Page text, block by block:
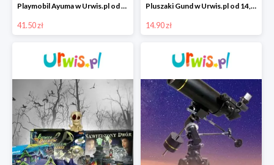
Playmobil Ayuma w Urwis.pl od 41,50 zł
41.50 zł
Pluszaki Gund w Urwis.pl od 14,90 zł
14.90 zł